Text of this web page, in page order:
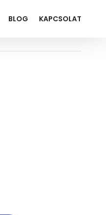
BLOG KAPCSOLAT